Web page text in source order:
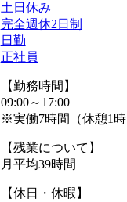
土日休み
完全週休2日制
日勤
正社員
【勤務時間】
09:00～17:00
※実働7時間（休憩1時
【残業について】
月平均39時間
【休日・休暇】